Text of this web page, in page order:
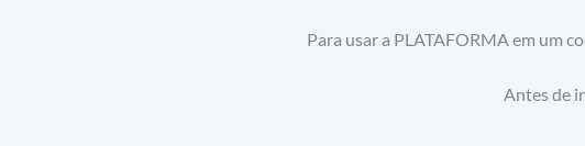
Para usar a PLATAFORMA em um
Antes de